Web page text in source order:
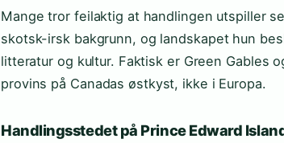
Mange tror feilaktig at handlingen utspiller
skotsk-irsk bakgrunn, og landskapet hun
litteratur og kultur. Faktisk er Green Gables
provins på Canadas østkyst, ikke i Europa.
Handlingsstedet på Prince Edward